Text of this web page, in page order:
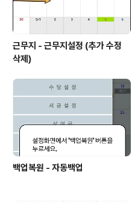
근무지 - 근무지설정 (추가 수정
삭제)
백업복원 - 자동백업